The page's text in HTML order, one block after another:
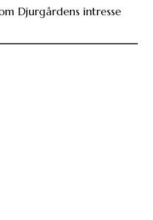
Djurgårdens intresse